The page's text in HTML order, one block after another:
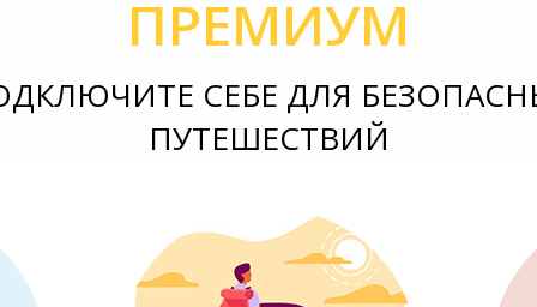
ПРЕМИУМ
СЕБЕ ДЛЯ
ПУТЕШЕСТВИЙ